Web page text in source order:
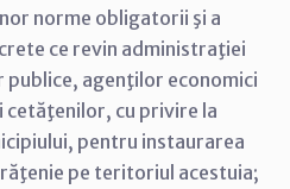
norme obligatorii şi a
ce revin administraţiei
agenţilor economici
cetăţenilor, cu privire la
pentru instaurarea
pe teritoriul acestuia;